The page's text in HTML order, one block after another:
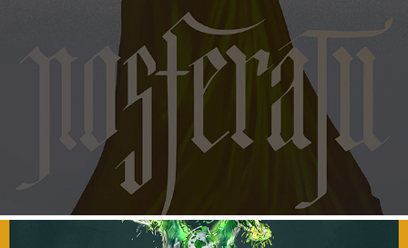
NOSFERATU